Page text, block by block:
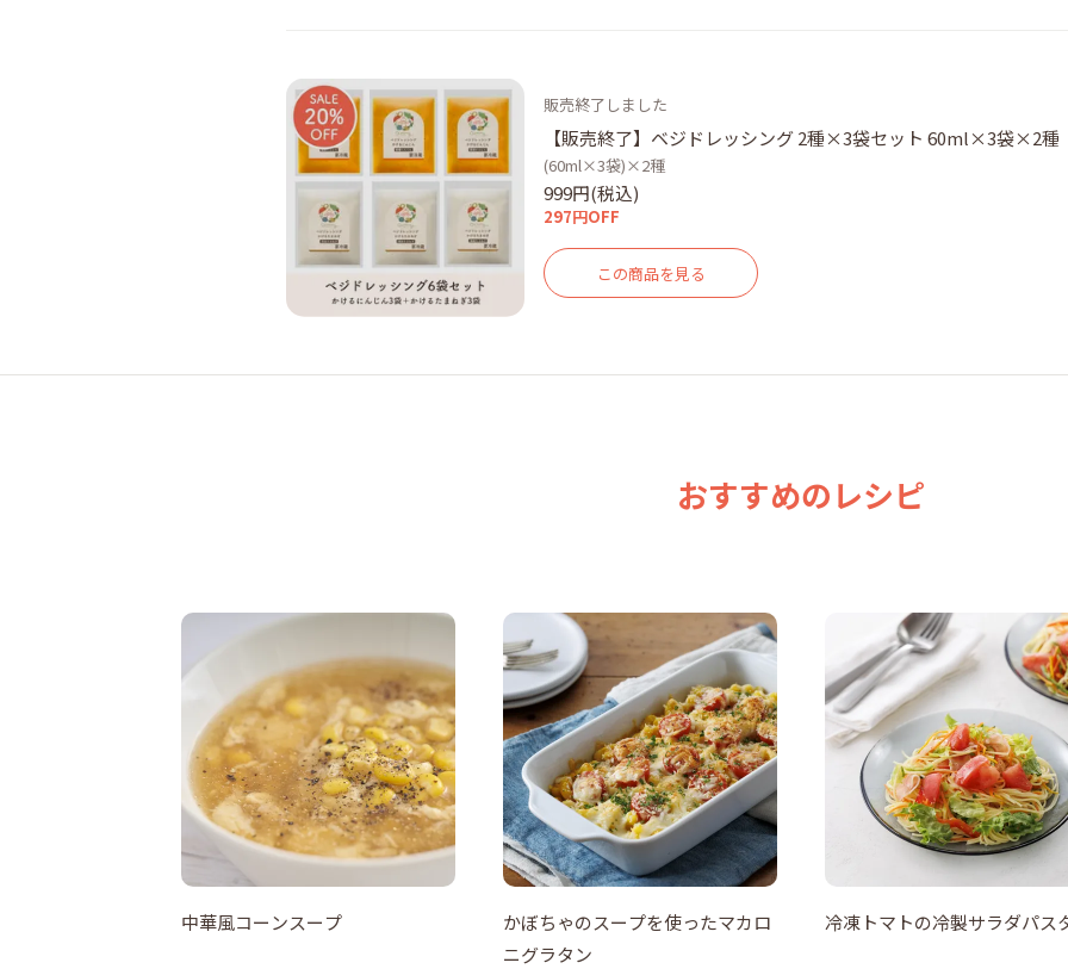
販売終了しました
【販売終了】ベジドレッシング 2種×3袋セット 60ml×3袋×2種
(60ml×3袋)×2種
999円(税込)
297円OFF
この商品を見る
おすすめのレシピ
中華風コーンスープ
かぼちゃのスープを使ったマカロ
ニグラタン
冷凍トマトの冷製サラダパス